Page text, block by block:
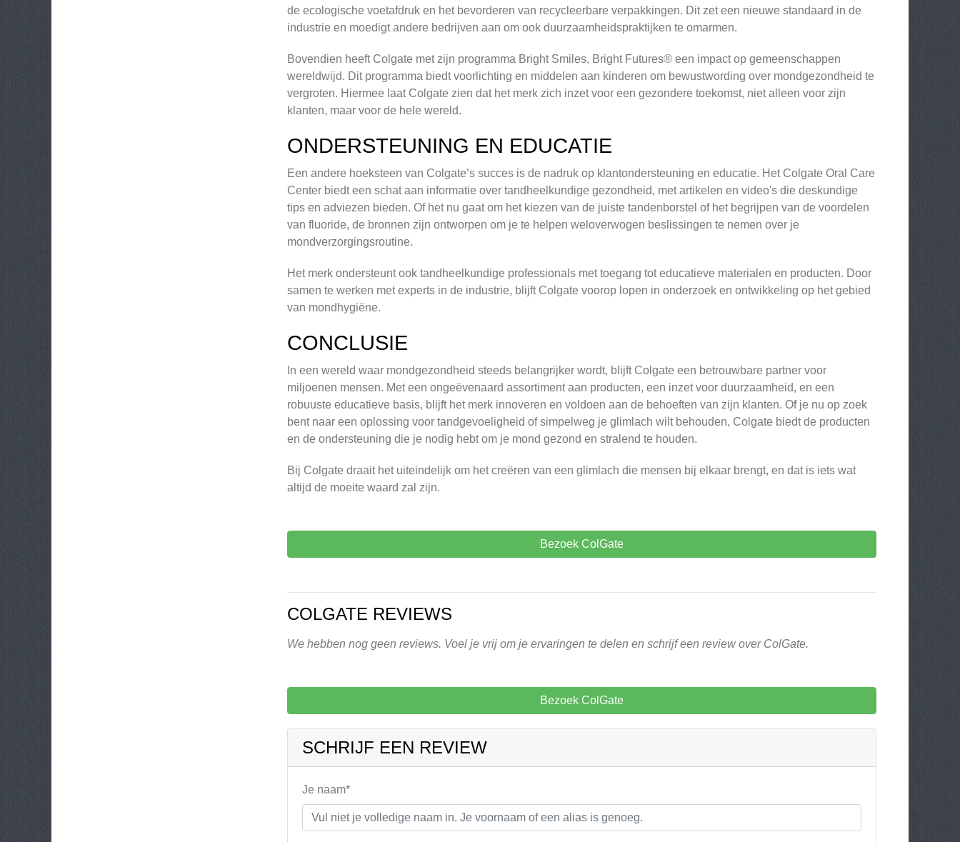
de ecologische voetafdruk en het bevorderen van recycleerbare verpakkingen. Dit zet een nieuwe standaard in de
industrie en moedigt andere bedrijven aan om ook duurzaamheidspraktijken te omarmen.
Bovendien heeft Colgate met zijn programma Bright Smiles, Bright Futures® een impact op gemeenschappen
wereldwijd. Dit programma biedt voorlichting en middelen aan kinderen om bewustwording over mondgezondheid te
vergroten. Hiermee laat Colgate zien dat het merk zich inzet voor een gezondere toekomst, niet alleen voor zijn
klanten, maar voor de hele wereld.
ONDERSTEUNING EN EDUCATIE
Een andere hoeksteen van Colgate’s succes is de nadruk op klantondersteuning en educatie. Het Colgate Oral Care
Center biedt een schat aan informatie over tandheelkundige gezondheid, met artikelen en video's die deskundige
tips en adviezen bieden. Of het nu gaat om het kiezen van de juiste tandenborstel of het begrijpen van de voordelen
van fluoride, de bronnen zijn ontworpen om je te helpen weloverwogen beslissingen te nemen over je
mondverzorgingsroutine.
Het merk ondersteunt ook tandheelkundige professionals met toegang tot educatieve materialen en producten. Door
samen te werken met experts in de industrie, blijft Colgate voorop lopen in onderzoek en ontwikkeling op het gebied
van mondhygiëne.
CONCLUSIE
In een wereld waar mondgezondheid steeds belangrijker wordt, blijft Colgate een betrouwbare partner voor
miljoenen mensen. Met een ongeëvenaard assortiment aan producten, een inzet voor duurzaamheid, en een
robuuste educatieve basis, blijft het merk innoveren en voldoen aan de behoeften van zijn klanten. Of je nu op zoek
bent naar een oplossing voor tandgevoeligheid of simpelweg je glimlach wilt behouden, Colgate biedt de producten
en de ondersteuning die je nodig hebt om je mond gezond en stralend te houden.
Bij Colgate draait het uiteindelijk om het creëren van een glimlach die mensen bij elkaar brengt, en dat is iets wat
altijd de moeite waard zal zijn.
Bezoek ColGate
COLGATE REVIEWS
We hebben nog geen reviews. Voel je vrij om je ervaringen te delen en schrijf een review over ColGate.
Bezoek ColGate
SCHRIJF EEN REVIEW
Je naam*